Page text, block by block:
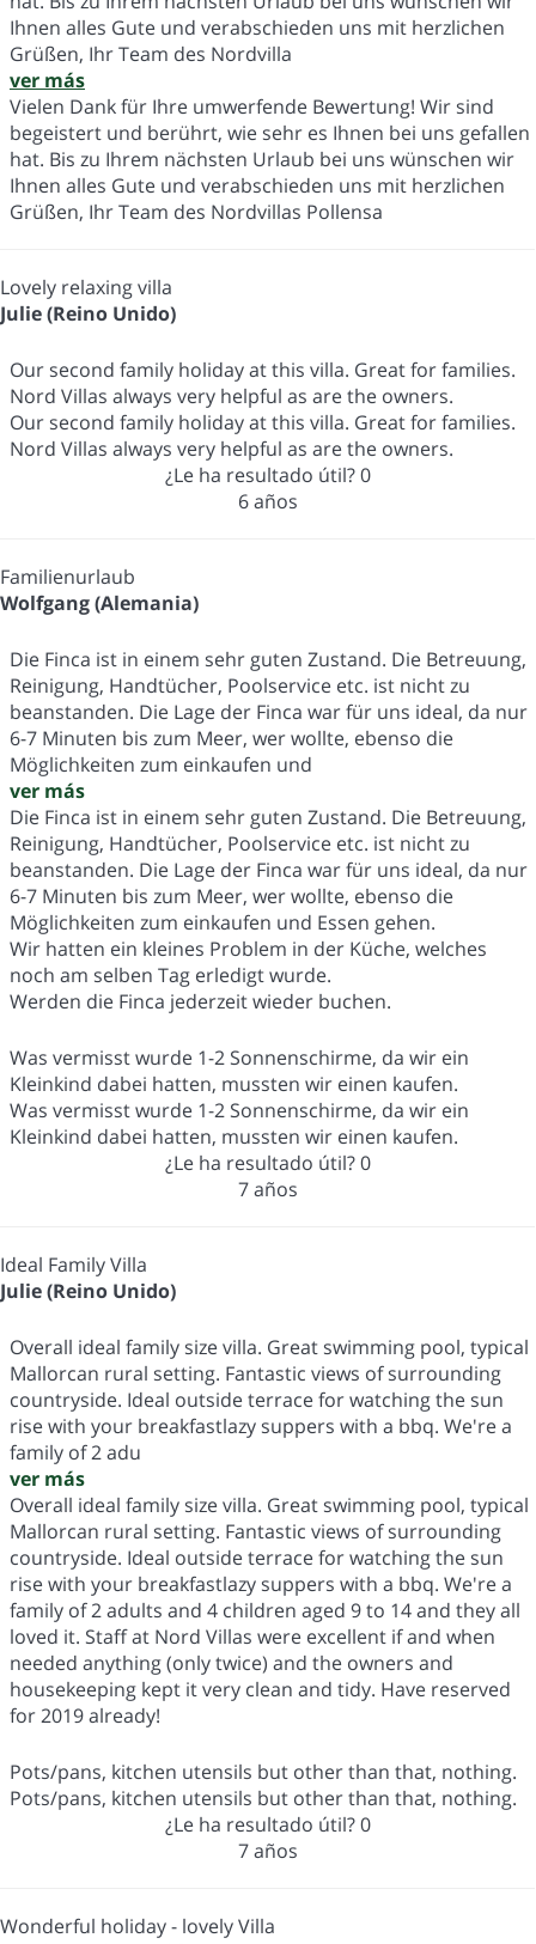
Ihnen alles Gute und verabschieden uns mit herzlichen
Grüßen, Ihr Team des Nordvilla
ver más
Vielen Dank für Ihre umwerfende Bewertung! Wir sind
begeistert und berührt, wie sehr es Ihnen bei uns gefallen
hat. Bis zu Ihrem nächsten Urlaub bei uns wünschen wir
Ihnen alles Gute und verabschieden uns mit herzlichen
Grüßen, Ihr Team des Nordvillas Pollensa
Lovely relaxing villa
Julie (Reino Unido)
Our second family holiday at this villa. Great for families.
Nord Villas always very helpful as are the owners.
Our second family holiday at this villa. Great for families.
Nord Villas always very helpful as are the owners.
¿Le ha resultado útil?0
6 años
Familienurlaub
Wolfgang (Alemania)
Die Finca ist in einem sehr guten Zustand. Die Betreuung,
Reinigung, Handtücher, Poolservice etc. ist nicht zu
beanstanden. Die Lage der Finca war für uns ideal, da nur
6-7 Minuten bis zum Meer, wer wollte, ebenso die
Möglichkeiten zum einkaufen und
ver más
Die Finca ist in einem sehr guten Zustand. Die Betreuung,
Reinigung, Handtücher, Poolservice etc. ist nicht zu
beanstanden. Die Lage der Finca war für uns ideal, da nur
6-7 Minuten bis zum Meer, wer wollte, ebenso die
Möglichkeiten zum einkaufen und Essen gehen.
Wir hatten ein kleines Problem in der Küche, welches
noch am selben Tag erledigt wurde.
Werden die Finca jederzeit wieder buchen.
Was vermisst wurde 1-2 Sonnenschirme, da wir ein
Kleinkind dabei hatten, mussten wir einen kaufen.
Was vermisst wurde 1-2 Sonnenschirme, da wir ein
Kleinkind dabei hatten, mussten wir einen kaufen.
¿Le ha resultado útil?0
7 años
Ideal Family Villa
Julie (Reino Unido)
Overall ideal family size villa. Great swimming pool, typical
Mallorcan rural setting. Fantastic views of surrounding
countryside. Ideal outside terrace for watching the sun
rise with your breakfastlazy suppers with a bbq. We're a
family of 2 adu
ver más
Overall ideal family size villa. Great swimming pool, typical
Mallorcan rural setting. Fantastic views of surrounding
countryside. Ideal outside terrace for watching the sun
rise with your breakfastlazy suppers with a bbq. We're a
family of 2 adults and 4 children aged 9 to 14 and they all
loved it. Staff at Nord Villas were excellent if and when
needed anything (only twice) and the owners and
housekeeping kept it very clean and tidy. Have reserved
for 2019 already!
Pots/pans, kitchen utensils but other than that, nothing.
Pots/pans, kitchen utensils but other than that, nothing.
¿Le ha resultado útil?0
7 años
Wonderful holiday - lovely Villa